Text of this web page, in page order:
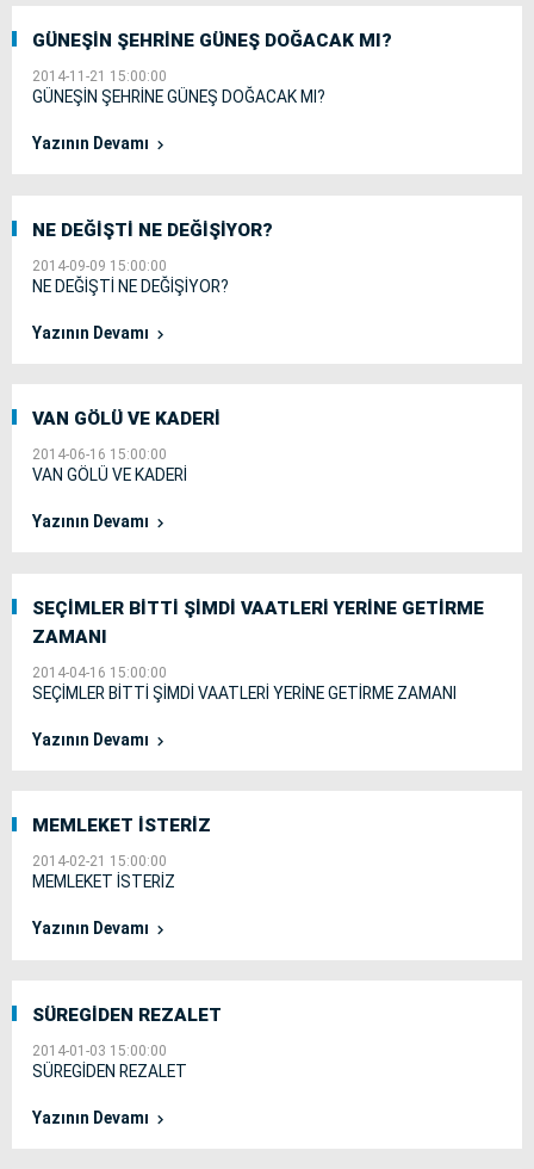
GÜNEŞİN ŞEHRİNE GÜNEŞ DOĞACAK MI?
2014-11-21 15:00:00
GÜNEŞİN ŞEHRİNE GÜNEŞ DOĞACAK MI?
Yazının Devamı
NE DEĞİŞTİ NE DEĞİŞİYOR?
2014-09-09 15:00:00
NE DEĞİŞTİ NE DEĞİŞİYOR?
Yazının Devamı
VAN GÖLÜ VE KADERİ
2014-06-16 15:00:00
VAN GÖLÜ VE KADERİ
Yazının Devamı
SEÇİMLER BİTTİ ŞİMDİ VAATLERİ YERİNE GETİRME
ZAMANI
2014-04-16 15:00:00
SEÇİMLER BİTTİ ŞİMDİ VAATLERİ YERİNE GETİRME ZAMANI
Yazının Devamı
MEMLEKET İSTERİZ
2014-02-21 15:00:00
MEMLEKET İSTERİZ
Yazının Devamı
SÜREGİDEN REZALET
2014-01-03 15:00:00
SÜREGİDEN REZALET
Yazının Devamı